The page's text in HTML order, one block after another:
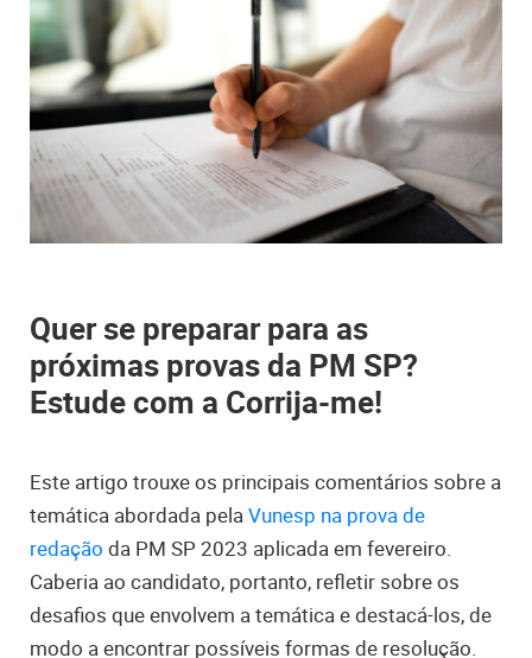
Quer se preparar para as
próximas provas da PM SP?
Estude com a Corrija-me!
Este artigo trouxe os principais comentários sobre a
temática abordada pelaVunesp na prova de
redação da PM SP 2023 aplicada em fevereiro.
Caberia ao candidato, portanto, refletir sobre os
desafios que envolvem a temática e destacá-los, de
modo a encontrar possíveis formas de resolução.